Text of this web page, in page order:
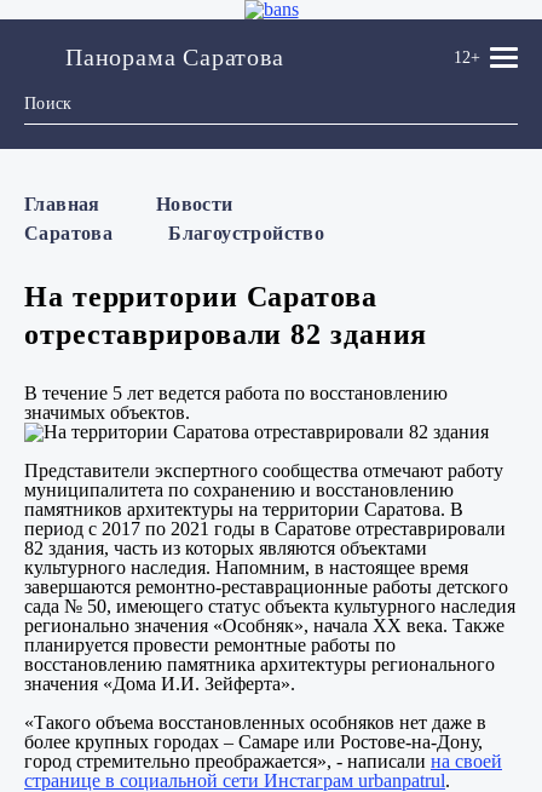
Панорама Саратова 12+
Главная
Новости
Саратова
Благоустройство
На территории Саратова
отреставрировали 82 здания
В течение 5 лет ведется работа по восстановлению
значимых объектов.
Представители экспертного сообщества отмечают работу
муниципалитета по сохранению и восстановлению
памятников архитектуры на территории Саратова. В
период с 2017 по 2021 годы в Саратове отреставрировали
82 здания, часть из которых являются объектами
культурного наследия. Напомним, в настоящее время
завершаются ремонтно-реставрационные работы детского
сада № 50, имеющего статус объекта культурного наследия
регионально значения «Особняк», начала XX века. Также
планируется провести ремонтные работы по
восстановлению памятника архитектуры регионального
значения «Дома И.И. Зейферта».
«Такого объема восстановленных особняков нет даже в
более крупных городах – Самаре или Ростове-на-Дону,
город стремительно преображается», - написали на своей
странице в социальной сети Инстаграм urbanpatrul.